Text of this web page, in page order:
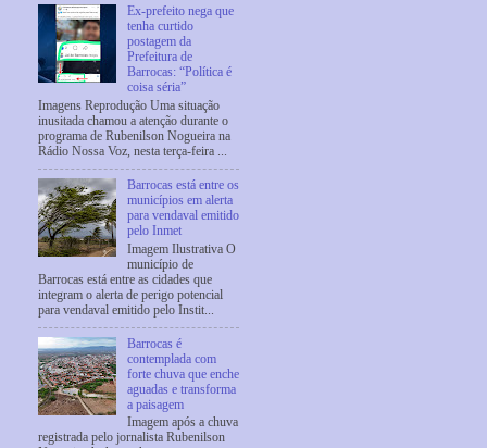
Ex-prefeito nega que
tenha curtido
postagem da
Prefeitura de
Barrocas: “Política é
coisa séria”
Imagens Reprodução Uma situação
inusitada chamou a atenção durante o
programa de Rubenilson Nogueira na
Rádio Nossa Voz, nesta terça-feira ...
Barrocas está entre os
municípios em alerta
para vendaval emitido
pelo Inmet
Imagem Ilustrativa O
município de
Barrocas está entre as cidades que
integram o alerta de perigo potencial
para vendaval emitido pelo Instit...
Barrocas é
contemplada com
forte chuva que enche
aguadas e transforma
a paisagem
Imagem após a chuva
registrada pelo jornalista Rubenilson